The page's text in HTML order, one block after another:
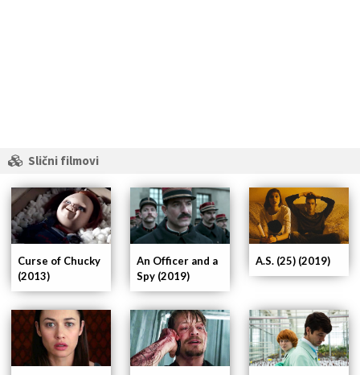
Slični filmovi
Curse of Chucky
(2013)
A.S. (25) (2019)
An Officer and a
Spy (2019)